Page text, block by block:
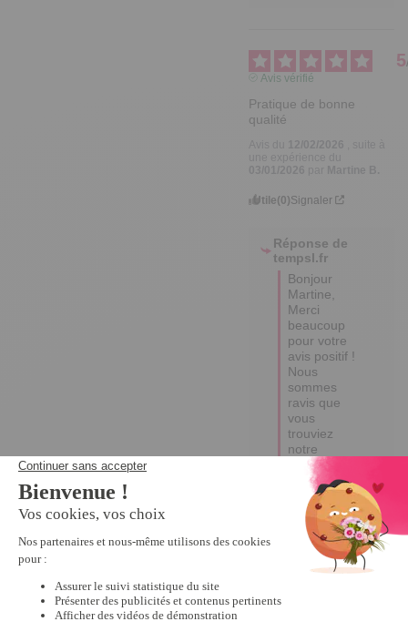
5
Avis vérifié
Pratique de bonne
qualité
12/02/2026
une expérience du
03/01/2026
par Martine B.
Utile(0)Signaler
Réponse de
tempsl.fr
Bonjour
Martine,
Merci
beaucoup
pour votre
avis positif !
Nous
sommes
ravis que
vous
trouviez
notre
produit
pratique et
de bonne
qualité.
Votre
satisfaction
est notre
priorité et